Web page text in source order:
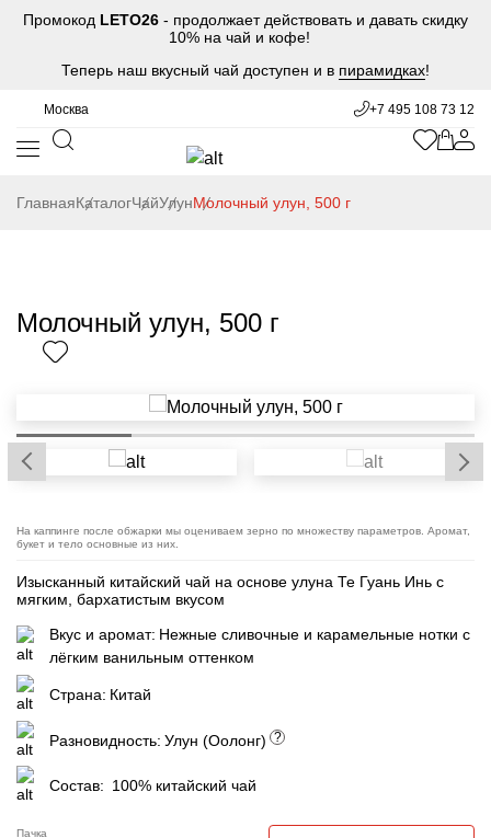
Промокод LETO26 - продолжает действовать и давать скидку
10% на чай и кофе!
Теперь наш вкусный чай доступен и в пирамидках!
+7 495 108 73 12
Москва
ГлавнаяКаталогЧайУлунМолочный улун, 500 г
Молочный улун, 500 г
На каппинге после обжарки мы оцениваем зерно по множеству параметров. Аромат,
букет и тело основные из них.
Изысканный китайский чай на основе улуна Те Гуань Инь с
мягким, бархатистым вкусом
Вкус и аромат: Нежные сливочные и карамельные нотки с
лёгким ванильным оттенком
Страна: Китай
Разновидность: Улун (Оолонг) ?
Состав: 100% китайский чай
Пачка